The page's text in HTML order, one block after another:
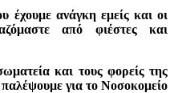
έχουμε ανάγκη εμείς και οι
από φιέστες και
και τους φορείς της
για το Νοσοκομείο